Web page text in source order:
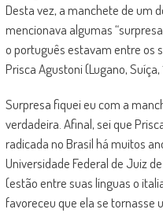
Desta vez, a manchete de um
mencionava algumas
o português estavam entre os
Prisca Agustoni (Lugano, Suíça,
Surpresa fiquei eu com a
verdadeira. Afinal, sei que
radicada no Brasil há muitos
Universidade Federal de Juiz
(estão entre suas línguas o
favoreceu que ela se tornasse